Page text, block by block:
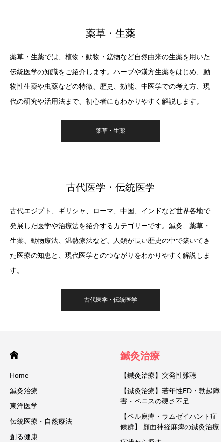
薬草・生薬
薬草・生薬では、植物・動物・鉱物など自然由来の生薬を用いた
伝統医学の知識をご紹介します。ハーブや漢方生薬をはじめ、動
物性生薬や虫薬などの特徴、歴史、効能、中医学での考え方、現
代の研究や活用法まで、初心者にもわかりやすく解説します。
薬草・生薬
古代医学・伝統医学
古代エジプト、ギリシャ、ローマ、中国、インドなど世界各地で
発展した医学や治療法を紹介するカテゴリーです。鍼灸、薬草・
生薬、動物療法、温熱療法など、人類が長い歴史の中で築いてき
た医療の知恵と、現代医学とのつながりをわかりやすく解説しま
す。
古代医学・伝統医学
Home
鍼灸治療
東洋医学
伝統医療・自然療法
創る健康
鍼灸治療
【鍼灸治療】突発性難聴
【鍼灸治療】若年性ED・勃起障
害・ペニスの硬さ不足
【ベル麻痺・ラムゼイハント症
候群】 顔面神経麻痺の鍼灸治療